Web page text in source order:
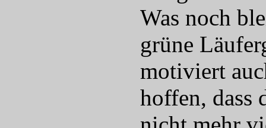
Was noch
grüne
motiviert
hoffen, dass